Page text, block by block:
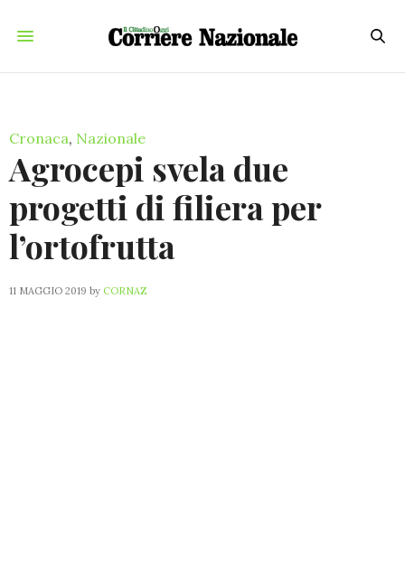
Cronaca, Nazionale
Agrocepi svela due
progetti di filiera per
l’ortofrutta
11 MAGGIO 2019 by CORNAZ